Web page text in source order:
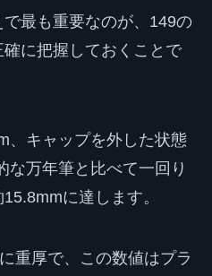
最も重要なのが、149の
に把握しておくことで
、キャップを外した状態
な万年筆と比べて一回り
に達します。
重厚で、この数値はプラ